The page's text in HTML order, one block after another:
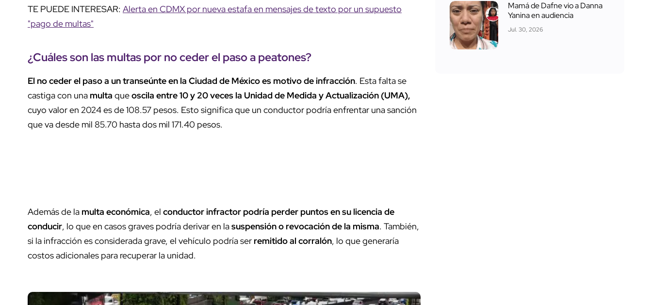
TE PUEDE INTERESAR: Alerta en CDMX por nueva estafa en mensajes de texto por un supuesto
"pago de multas"
¿Cuáles son las multas por no ceder el paso a peatones?
El no ceder el paso a un transeúnte en la Ciudad de México es motivo de infracción. Esta falta se
castiga con una multa queoscila entre 10 y 20 veces la Unidad de Medida y Actualización (UMA),
cuyo valor en 2024 es de 108.57 pesos. Esto significa que un conductor podría enfrentar una sanción
que va desde mil 85.70 hasta dos mil 171.40 pesos.
Además de la multa económica, el conductor infractor podría perder puntos en su licencia de
conducir, lo que en casos graves podría derivar en lasuspensión o revocación de la misma. También,
si la infracción es considerada grave, el vehículo podría ser remitido al corralón, lo que generaría
costos adicionales para recuperar la unidad.
Mamá de Dafne vio a Danna
Yanina en audiencia
Jul. 30, 2026